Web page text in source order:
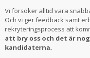
Vi försöker alltid vara
Och vi ger feedback samt
rekryteringsprocess att
att bry oss och det är
kandidaterna.